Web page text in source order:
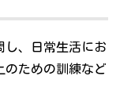
し、日常生活にお
のための訓練など